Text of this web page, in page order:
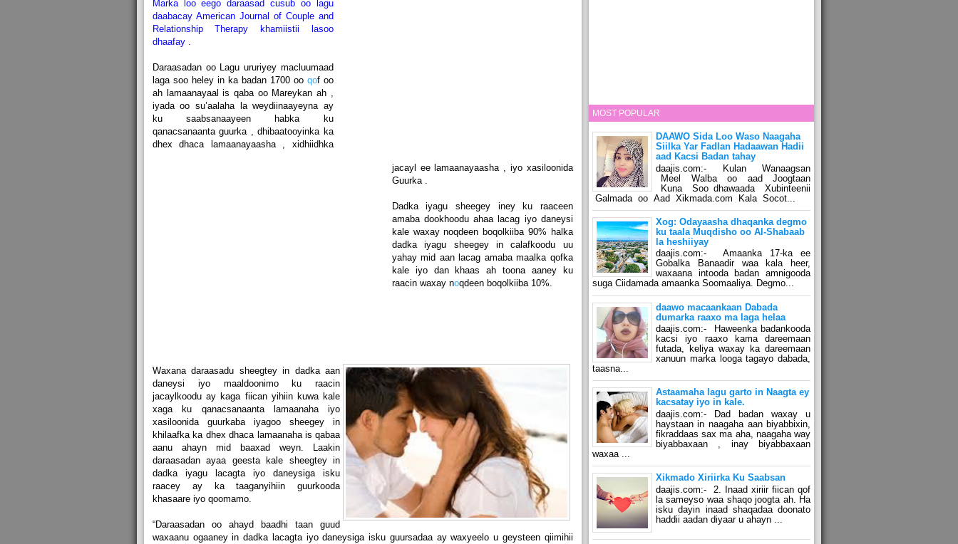
Marka loo eego daraasad cusub oo lagu
daabacay American Journal of Couple and
Relationship Therapy khamiistii lasoo
dhaafay .
Daraasadan oo Lagu ururiyey macluumaad
laga soo heley in ka badan 1700 oo qof oo
ah lamaanayaal is qaba oo Mareykan ah ,
iyada oo su’aalaha la weydiinaayeyna ay
ku saabsanaayeen habka ku
qanacsanaanta guurka , dhibaatooyinka ka
dhex dhaca lamaanayaasha , xidhiidhka
jacayl ee lamaanayaasha , iyo xasiloonida
Guurka .
Dadka iyagu sheegey iney ku raaceen
amaba dookhoodu ahaa lacag iyo daneysi
kale waxay noqdeen boqolkiiba 90% halka
dadka iyagu sheegey in calafkoodu uu
yahay mid aan lacag amaba maalka qofka
kale iyo dan khaas ah toona aaney ku
raacin waxay noqdeen boqolkiiba 10%.
Waxana daraasadu sheegtey in dadka aan
daneysi iyo maaldoonimo ku raacin
jacaylkoodu ay kaga fiican yihiin kuwa kale
xaga ku qanacsanaanta lamaanaha iyo
xasiloonida guurkaba iyagoo sheegey in
khilaafka ka dhex dhaca lamaanaha is qabaa
aanu ahayn mid baaxad weyn. Laakin
daraasadan ayaa geesta kale sheegtey in
dadka iyagu lacagta iyo daneysiga isku
raacey ay ka taaganyihiin guurkooda
khasaare iyo qoomamo.
“Daraasadan oo ahayd baadhi taan guud
waxaanu ogaaney in dadka lacagta iyo daneysiga isku guursadaa ay waxyeelo u geysteen qiimihii
MOST POPULAR
DAAWO Sida Loo Waso Naagaha
Siilka Yar Fadlan Hadaawan Hadii
aad Kacsi Badan tahay
daajis.com:- Kulan Wanaagsan
Meel Walba oo aad Joogtaan
Kuna Soo dhawaada Xubinteenii
Galmada oo Aad Xikmada.com Kala Socot...
Xog: Odayaasha dhaqanka degmo
ku taala Muqdisho oo Al-Shabaab
la heshiiyay
daajis.com:- Amaanka 17-ka ee
Gobalka Banaadir waa kala heer,
waxaana intooda badan amnigooda
suga Ciidamada amaanka Soomaaliya. Degmo...
daawo macaankaan Dabada
dumarka raaxo ma laga helaa
daajis.com:- Haweenka badankooda
kacsi iyo raaxo kama dareemaan
futada, keliya waxay ka dareemaan
xanuun marka looga tagayo dabada,
taasna...
Astaamaha lagu garto in Naagta ey
kacsatay iyo in kale.
daajis.com:- Dad badan waxay u
haystaan in naagaha aan biyabbixin,
fikraddaas sax ma aha, naagaha way
biyabbaxaan , inay biyabbaxaan
waxaa ...
Xikmado Xiriirka Ku Saabsan
daajis.com:- 2. Inaad xiriir fiican qof
la sameyso waa shaqo joogta ah. Ha
isku dayin inaad shaqadaa doonato
haddii aadan diyaar u ahayn ...